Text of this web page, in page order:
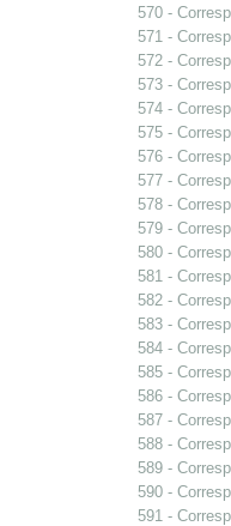
570 -
571 -
572 -
573 -
574 -
575 -
576 -
577 -
578 -
579 -
580 -
581 -
582 -
583 -
584 -
585 -
586 -
587 -
588 -
589 -
590 -
591 -